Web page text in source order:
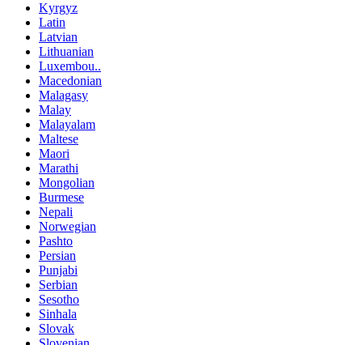
Kyrgyz
Latin
Latvian
Lithuanian
Luxembou..
Macedonian
Malagasy
Malay
Malayalam
Maltese
Maori
Marathi
Mongolian
Burmese
Nepali
Norwegian
Pashto
Persian
Punjabi
Serbian
Sesotho
Sinhala
Slovak